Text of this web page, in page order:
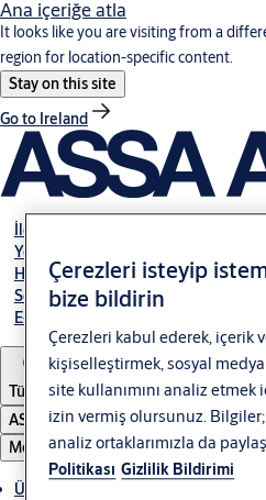
Ana içeriğe atla
It looks like you are visiting from a
region for location-specific content.
Stay on this site
Go to Ireland
İletişim
Yetkili Bayiler
Hakkımızda
Servis
E-Tahsilat
Türkiye
ASSA ABLOY Group
Menü
Ürünler
Çerezleri isteyip
bize bildirin
Çerezleri kabul ederek, içerik
kişiselleştirmek, sosyal
site kullanımını analiz etmek
izin vermiş olursunuz.
analiz ortaklarımızla da
Politikası Gizlilik Bildirimi